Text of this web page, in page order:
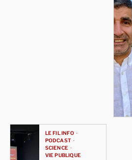
LE FIL INFO
PODCAST
SCIENCE
VIE PUBLIQUE